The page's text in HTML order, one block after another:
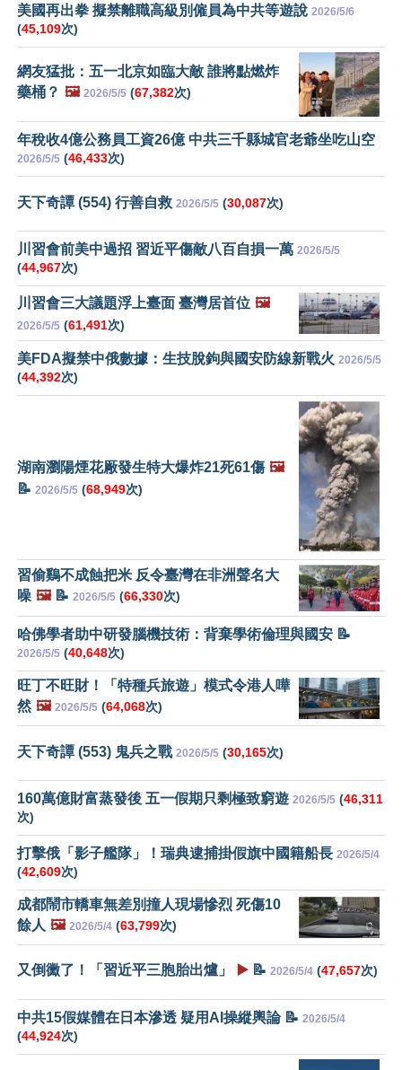
美國再出拳 擬禁離職高級別僱員為中共等遊說 2026/5/6
(45,109次)
網友猛批：五一北京如臨大敵 誰將點燃炸
藥桶？ 🖼️ 2026/5/5 (67,382次)
年稅收4億公務員工資26億 中共三千縣城官老爺坐吃山空
2026/5/5 (46,433次)
天下奇譚 (554) 行善自救 2026/5/5 (30,087次)
川習會前美中過招 習近平傷敵八百自損一萬 2026/5/5
(44,967次)
川習會三大議題浮上臺面 臺灣居首位 🖼️
2026/5/5 (61,491次)
美FDA擬禁中俄數據：生技脫鉤與國安防線新戰火 2026/5/5
(44,392次)
湖南瀏陽煙花厰發生特大爆炸21死61傷 🖼️
📝 2026/5/5 (68,949次)
習偷鷄不成蝕把米 反令臺灣在非洲聲名大
噪 🖼️📝 2026/5/5 (66,330次)
哈佛學者助中研發腦機技術：背棄學術倫理與國安 📝
2026/5/5 (40,648次)
旺丁不旺財！「特種兵旅遊」模式令港人嘩
然 🖼️ 2026/5/5 (64,068次)
天下奇譚 (553) 鬼兵之戰 2026/5/5 (30,165次)
160萬億財富蒸發後 五一假期只剩極致窮遊 2026/5/5 (46,311
次)
打擊俄「影子艦隊」！瑞典逮捕掛假旗中國籍船長 2026/5/4
(42,609次)
成都鬧市轎車無差別撞人現場慘烈 死傷10
餘人 🖼️ 2026/5/4 (63,799次)
又倒黴了！「習近平三胞胎出爐」 ▶️ 📝 2026/5/4 (47,657次)
中共15假媒體在日本滲透 疑用AI操縱輿論 📝 2026/5/4
(44,924次)